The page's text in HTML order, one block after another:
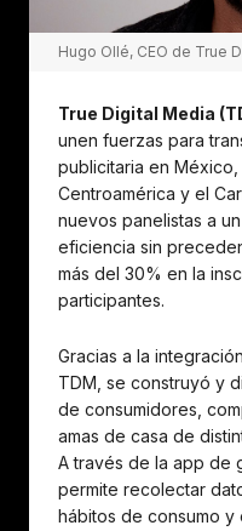
Hugo Ollé, CEO de True
True Digital Media
unen fuerzas para
publicitaria en México,
Centroamérica y el
nuevos panelistas a
eficiencia sin
más del 30% en la
participantes.
Gracias a la
TDM, se construyó y
de consumidores,
amas de casa de
A través de la app de
permite recolectar
hábitos de consumo